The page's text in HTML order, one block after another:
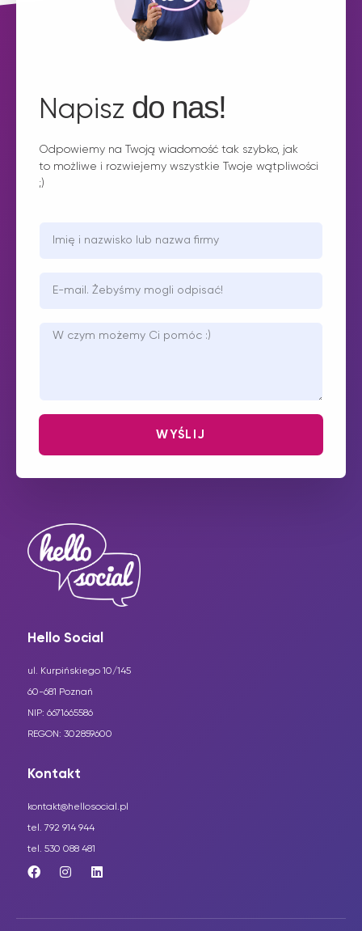
Napisz do nas!
Odpowiemy na Twoją wiadomość tak szybko, jak
to możliwe i rozwiejemy wszystkie Twoje wątpliwości
;)
WYŚLIJ
Hello Social
ul. Kurpińskiego 10/145
60-681 Poznań
NIP: 6671665586
REGON: 302859600
Kontakt
kontakt@hellosocial.pl
tel. 792 914 944
tel. 530 088 481